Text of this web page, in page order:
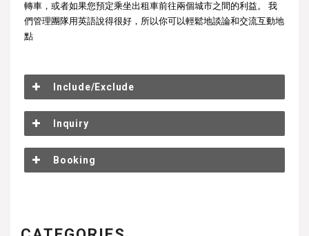
轉車，或者如果您預定乘坐出租車前往兩個城市之間的利益。 我
們管理團隊用英語說得很好，所以你可以輕鬆地談論和交流互動地
點
Include/Exclude
Inquiry
Booking